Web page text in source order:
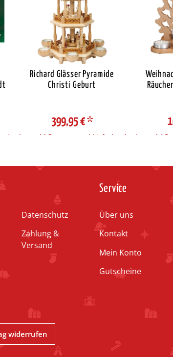
Richard Glässer Pyramide
Christi Geburt
399,95 €*
Auswahl Steuerzone / Lieferland Auswahl
Datenschutz
Zahlung &
Versand
Service
Über uns
Kontakt
Mein Konto
Gutscheine
widerrufen